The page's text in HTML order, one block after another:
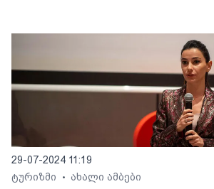
29-07-2024 11:19
ტურიზმი
• ახალი ამბები